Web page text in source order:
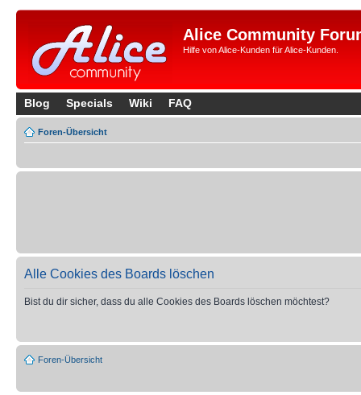
Alice Community
Hilfe von Alice-Kunden für Alice-Kunden.
Blog Specials Wiki FAQ
Foren-Übersicht
Alle Cookies des Boards löschen
Bist du dir sicher, dass du alle Cookies des Boards löschen möchtest?
Foren-Übersicht